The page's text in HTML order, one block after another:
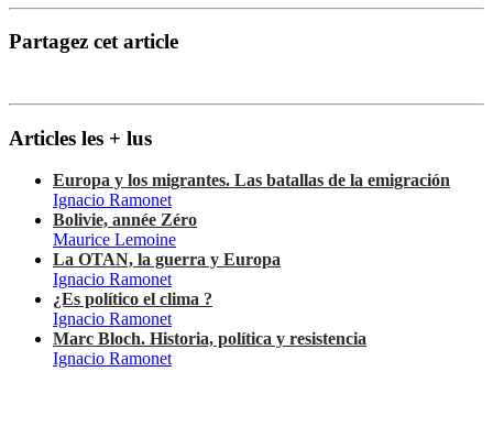
Partagez cet article
Articles les + lus
Europa y los migrantes. Las batallas de la emigración
Ignacio Ramonet
Bolivie, année Zéro
Maurice Lemoine
La OTAN, la guerra y Europa
Ignacio Ramonet
¿Es político el clima ?
Ignacio Ramonet
Marc Bloch. Historia, política y resistencia
Ignacio Ramonet